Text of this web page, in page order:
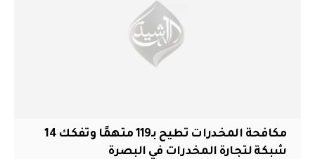
مكافحة المخدرات تطيح بـ119 متهمًا وتفكك 14
شبكة لتجارة المخدرات في البصرة